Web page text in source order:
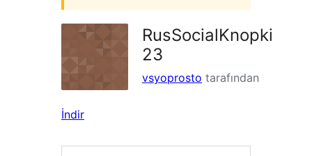
RusSocialKnopki
23
vsyoprosto tarafından
İndir